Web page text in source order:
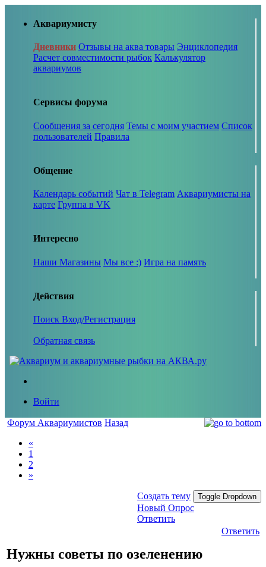
Аквариумисту
Дневники Отзывы на аква товары Энциклопедия
Расчет совместимости рыбок Калькулятор
аквариумов
Сервисы форума
Сообщения за сегодня Темы с моим участием Список
пользователей Правила
Общение
Календарь событий Чат в Telegram Аквариумисты на
карте Группа в VK
Интересно
Наши Магазины Мы все :) Игра на память
Действия
Поиск Вход/Регистрация
Обратная связь
Войти
Форум Аквариумистов Назад
«
1
2
»
Создать тему Toggle Dropdown
Новый Опрос
Ответить
Ответить
Нужны советы по озеленению